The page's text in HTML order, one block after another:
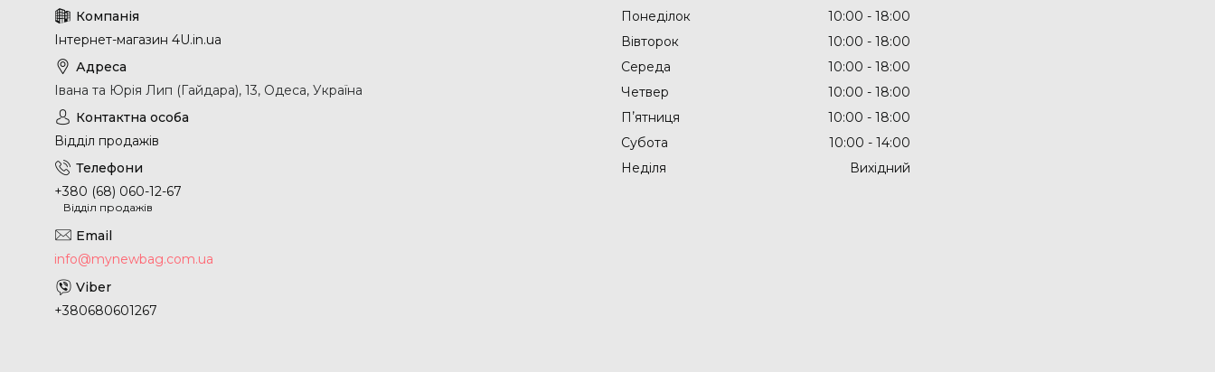
Інтернет-магазин 4U.in.ua
Івана та Юрія Лип (Гайдара), 13, Одеса, Україна
Відділ продажів
+380 (68) 060-12-67
Відділ продажів
info@mynewbag.com.ua
+380680601267
Понеділок 10:00
18:00
Вівторок
10:00
18:00
Середа
10:00
18:00
Четвер
10:00
18:00
Пʼятниця
10:00
18:00
Субота
10:00
14:00
Неділя
Вихідний